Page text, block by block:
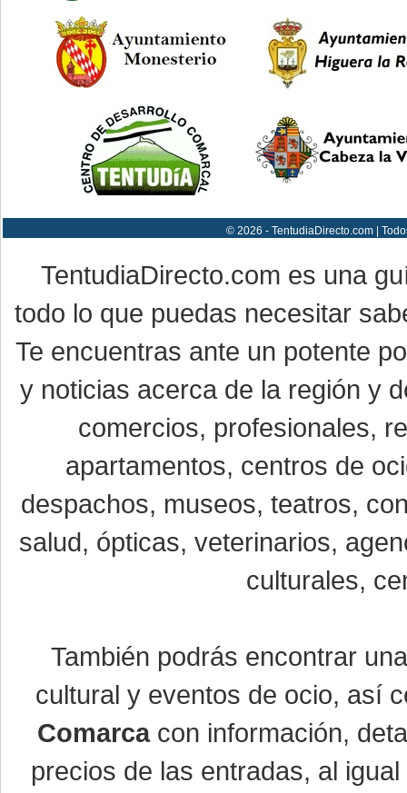
© 2026 - TentudiaDirecto.com |
TentudiaDirecto.com es una
todo lo que puedas necesitar
Te encuentras ante un potente
y noticias acerca de la región y
comercios, profesionales,
apartamentos, centros de
despachos, museos, teatros,
salud, ópticas, veterinarios,
culturales,
También podrás encontrar
cultural y eventos de ocio, así
Comarcacon información,
precios de las entradas, al